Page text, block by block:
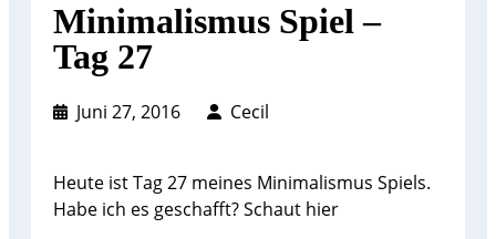
Minimalismus Spiel –
Tag 27
Juni 27, 2016 Cecil
Heute ist Tag 27 meines Minimalismus Spiels.
Habe ich es geschafft? Schaut hier